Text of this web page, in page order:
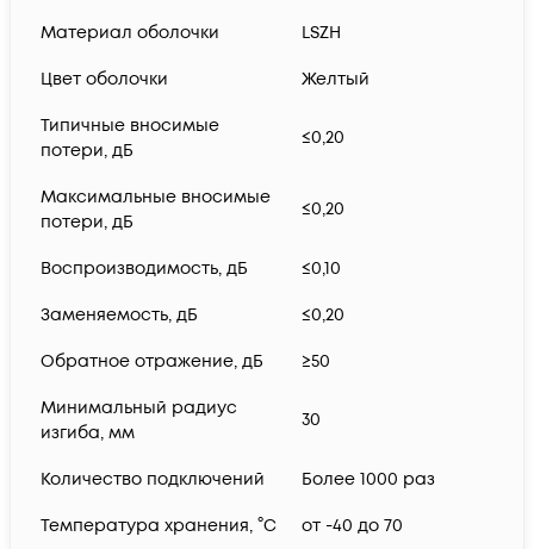
Материал оболочки LSZH
Цвет оболочки Желтый
Типичные вносимые
потери, дБ
≤0,20
Максимальные вносимые
потери, дБ
≤0,20
Воспроизводимость, дБ ≤0,10
Заменяемость, дБ ≤0,20
Обратное отражение, дБ ≥50
Минимальный радиус
изгиба, мм
30
Количество подключений Более 1000 раз
Температура хранения, °C от -40 до 70